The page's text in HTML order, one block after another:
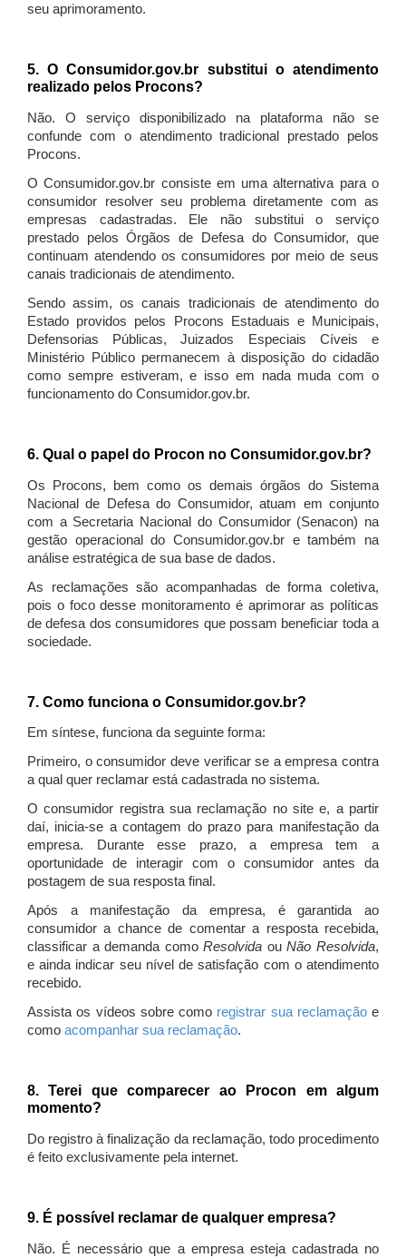
seu aprimoramento.
5. O Consumidor.gov.br substitui o atendimento
realizado pelos Procons?
Não. O serviço disponibilizado na plataforma não se
confunde com o atendimento tradicional prestado pelos
Procons.
O Consumidor.gov.br consiste em uma alternativa para o
consumidor resolver seu problema diretamente com as
empresas cadastradas. Ele não substitui o serviço
prestado pelos Órgãos de Defesa do Consumidor, que
continuam atendendo os consumidores por meio de seus
canais tradicionais de atendimento.
Sendo assim, os canais tradicionais de atendimento do
Estado providos pelos Procons Estaduais e Municipais,
Defensorias Públicas, Juizados Especiais Cíveis e
Ministério Público permanecem à disposição do cidadão
como sempre estiveram, e isso em nada muda com o
funcionamento do Consumidor.gov.br.
6. Qual o papel do Procon no Consumidor.gov.br?
Os Procons, bem como os demais órgãos do Sistema
Nacional de Defesa do Consumidor, atuam em conjunto
com a Secretaria Nacional do Consumidor (Senacon) na
gestão operacional do Consumidor.gov.br e também na
análise estratégica de sua base de dados.
As reclamações são acompanhadas de forma coletiva,
pois o foco desse monitoramento é aprimorar as políticas
de defesa dos consumidores que possam beneficiar toda a
sociedade.
7. Como funciona o Consumidor.gov.br?
Em síntese, funciona da seguinte forma:
Primeiro, o consumidor deve verificar se a empresa contra
a qual quer reclamar está cadastrada no sistema.
O consumidor registra sua reclamação no site e, a partir
daí, inicia-se a contagem do prazo para manifestação da
empresa. Durante esse prazo, a empresa tem a
oportunidade de interagir com o consumidor antes da
postagem de sua resposta final.
Após a manifestação da empresa, é garantida ao
consumidor a chance de comentar a resposta recebida,
classificar a demanda comoResolvida ouNão Resolvida,
e ainda indicar seu nível de satisfação com o atendimento
recebido.
Assista os vídeos sobre como registrar sua reclamaçãoe
como acompanhar sua reclamação.
8. Terei que comparecer ao Procon em algum
momento?
Do registro à finalização da reclamação, todo procedimento
é feito exclusivamente pela internet.
9. É possível reclamar de qualquer empresa?
Não. É necessário que a empresa esteja cadastrada no